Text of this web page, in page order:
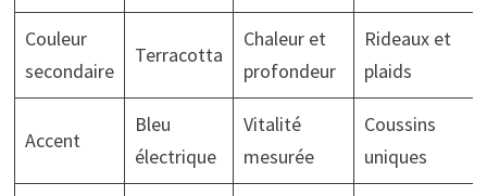
Couleur
secondaire
Terracotta
Chaleur et
profondeur
Rideaux et
plaids
Accent
Bleu
électrique
Vitalité
mesurée
Coussins
uniques